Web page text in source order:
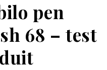
pen
68 – test